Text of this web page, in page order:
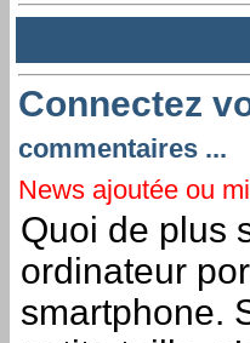
Connectez
commentaires ...
News ajoutée ou
Quoi de plus
ordinateur
smartphone.